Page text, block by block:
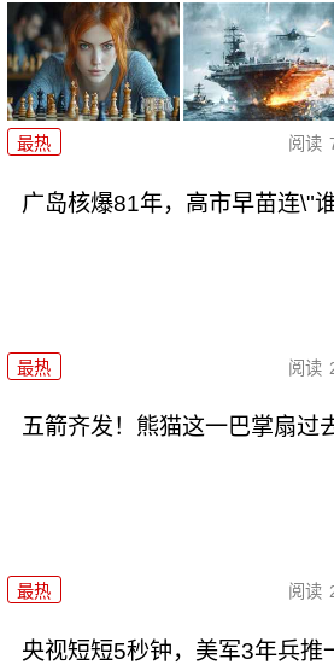
最热 阅读
广岛核爆81年，高市早苗连\"
最热 阅读
五箭齐发！熊猫这一巴掌扇过
最热 阅读
央视短短5秒钟，美军3年兵推